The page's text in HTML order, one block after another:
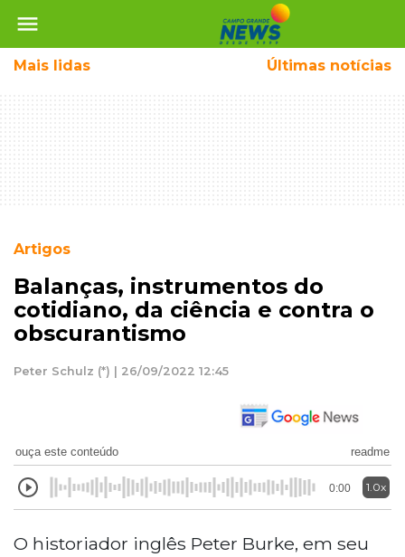
menu
Mais lidas Últimas notícias
Artigos
Balanças, instrumentos do
cotidiano, da ciência e contra o
obscurantismo
Peter Schulz (*) | 26/09/2022 12:45
ouça este conteúdo readme
0:00 1.0x
O historiador inglês Peter Burke, em seu